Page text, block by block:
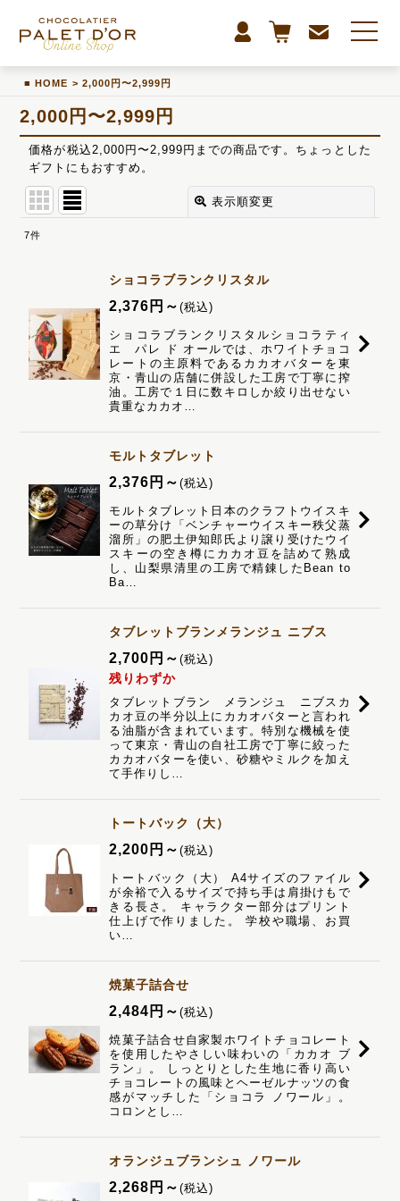
HOME > 2,000円〜2,999円
2,000円〜2,999円
価格が税込2,000円〜2,999円までの商品です。ちょっとした
ギフトにもおすすめ。
表示順変更
絞り込む
7件
ショコラブランクリスタル
2,376 円 ～(税込)
ショコラブランクリスタルショコラティ
エ パレ ド オールでは、ホワイトチョコ
レートの主原料であるカカオバターを東
京・青山の店舗に併設した工房で丁寧に搾
油。工房で１日に数キロしか絞り出せない
貴重なカカオ…
モルトタブレット
2,376 円 ～(税込)
モルトタブレット日本のクラフトウイスキ
ーの草分け「ベンチャーウイスキー秩父蒸
溜所」の肥土伊知郎氏より譲り受けたウイ
スキーの空き樽にカカオ豆を詰めて熟成
し、山梨県清里の工房で精錬したBean to
Ba…
タブレットブランメランジュ ニブス
2,700 円 ～(税込)
残りわずか
タブレットブラン メランジュ ニブスカ
カオ豆の半分以上にカカオバターと言われ
る油脂が含まれています。特別な機械を使
って東京・青山の自社工房で丁寧に絞った
カカオバターを使い、砂糖やミルクを加え
て手作りし…
トートバック（大）
2,200 円 ～(税込)
トートバック（大） A4サイズのファイル
が余裕で入るサイズで持ち手は肩掛けもで
きる長さ。 キャラクター部分はプリント
仕上げで作りました。 学校や職場、お買
い…
焼菓子詰合せ
2,484 円 ～(税込)
焼菓子詰合せ自家製ホワイトチョコレート
を使用したやさしい味わいの「カカオ ブ
ラン」。 しっとりとした生地に香り高い
チョコレートの風味とヘーゼルナッツの食
感がマッチした「ショコラ ノワール」。
コロンとし…
オランジュブランシュ ノワール
2,268 円 ～(税込)